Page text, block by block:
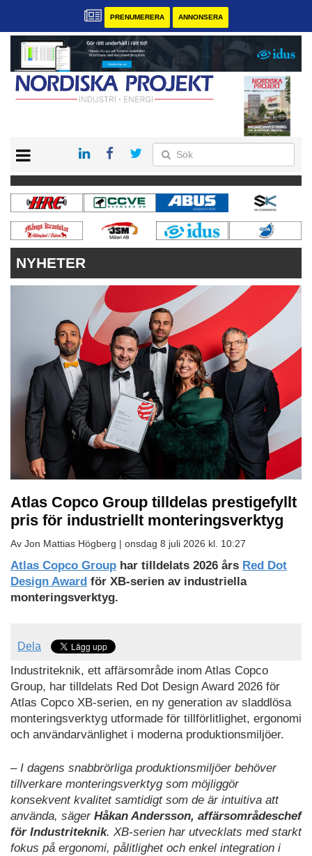
PRENUMERERA ANNONSERA
KONTAKT
VÅRA ANDRA MAGASIN
PRENUMERERA
ANNONSERA
NYHETER
Atlas Copco Group tilldelas prestigefyllt
pris för industriellt monteringsverktyg
Av Jon Mattias Högberg | onsdag 8 juli 2026 kl. 10:27
Atlas Copco Group har tilldelats 2026 års Red Dot
Design Award för XB-serien av industriella
monteringsverktyg.
Dela
Industriteknik, ett affärsområde inom Atlas Copco
Group, har tilldelats Red Dot Design Award 2026 för
Atlas Copco XB-serien, en ny generation av sladdlösa
monteringsverktyg utformade för tillförlitlighet, ergonomi
och användarvänlighet i moderna produktionsmiljöer.
– I dagens snabbrörliga produktionsmiljöer behöver
tillverkare monteringsverktyg som möjliggör
konsekvent kvalitet samtidigt som de är intuitiva att
använda, säger Håkan Andersson, affärsområdeschef
för Industriteknik. XB-serien har utvecklats med starkt
fokus på ergonomi, pålitlighet och enkel integration i